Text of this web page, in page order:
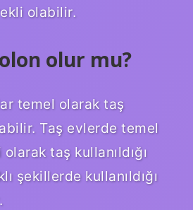
olabilir.
olur mu?
temel olarak taş
Taş evlerde temel
taş kullanıldığı
şekillerde kullanıldığı